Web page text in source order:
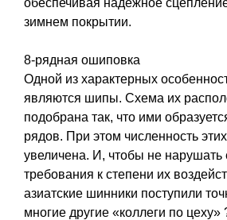
зимнем покрытии.
8-рядная ошиповка
Одной из характерных
являются шипы. Схема их
подобрана так, что ими
рядов. При этом численность
увеличена. И, чтобы не нарушать
требования к степени их
азиатские шинники поступили
многие другие «коллеги по